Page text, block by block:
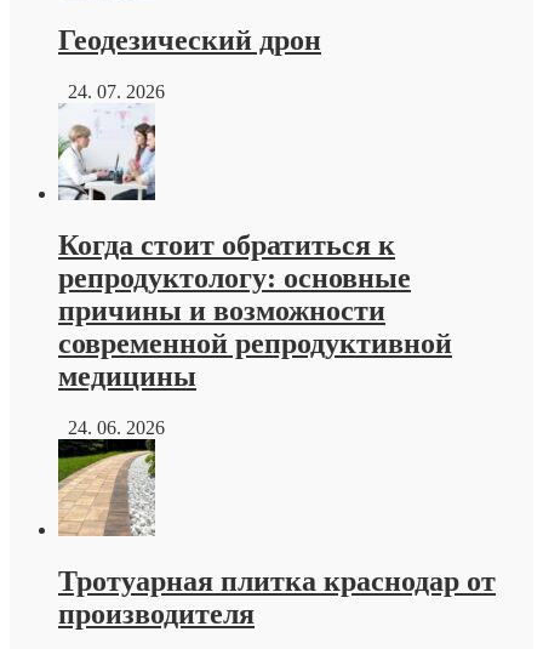
Геодезический дрон
24. 07. 2026
Когда стоит обратиться к
репродуктологу: основные
причины и возможности
современной репродуктивной
медицины
24. 06. 2026
Тротуарная плитка краснодар от
производителя